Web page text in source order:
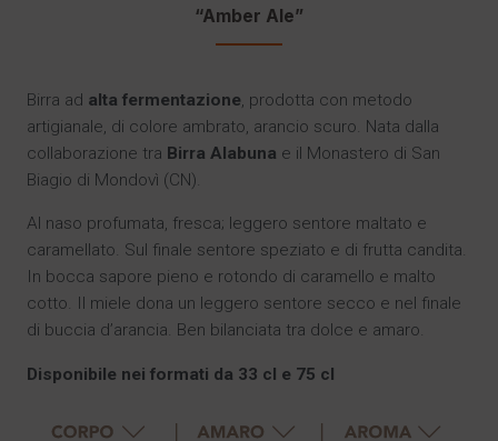
“Amber Ale”
Birra ad alta fermentazione, prodotta con metodo
artigianale, di colore ambrato, arancio scuro. Nata dalla
collaborazione tra Birra Alabuna e il Monastero di San
Biagio di Mondovì (CN).
Al naso profumata, fresca; leggero sentore maltato e
caramellato. Sul finale sentore speziato e di frutta candita.
In bocca sapore pieno e rotondo di caramello e malto
cotto. Il miele dona un leggero sentore secco e nel finale
di buccia d’arancia. Ben bilanciata tra dolce e amaro.
Disponibile nei formati da 33 cl e 75 cl